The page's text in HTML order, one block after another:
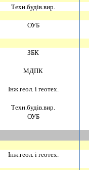
Техн.будiв.вир.
ОУБ
ЗБК
МДПК
Iнж.геол. i геотех.
Техн.будiв.вир.
ОУБ
Iнж.геол. i геотех.